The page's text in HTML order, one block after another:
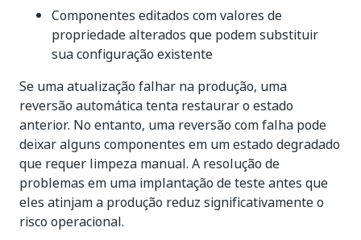
Componentes editados com valores de
propriedade alterados que podem substituir
sua configuração existente
Se uma atualização falhar na produção, uma
reversão automática tenta restaurar o estado
anterior. No entanto, uma reversão com falha pode
deixar alguns componentes em um estado degradado
que requer limpeza manual. A resolução de
problemas em uma implantação de teste antes que
eles atinjam a produção reduz significativamente o
risco operacional.